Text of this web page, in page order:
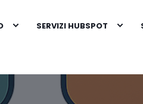
SERVIZI HUBSPOT